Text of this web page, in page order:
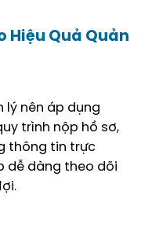
Hiệu Quả Quản
lý nên áp dụng
trình nộp hồ sơ,
thông tin trực
dễ dàng theo dõi